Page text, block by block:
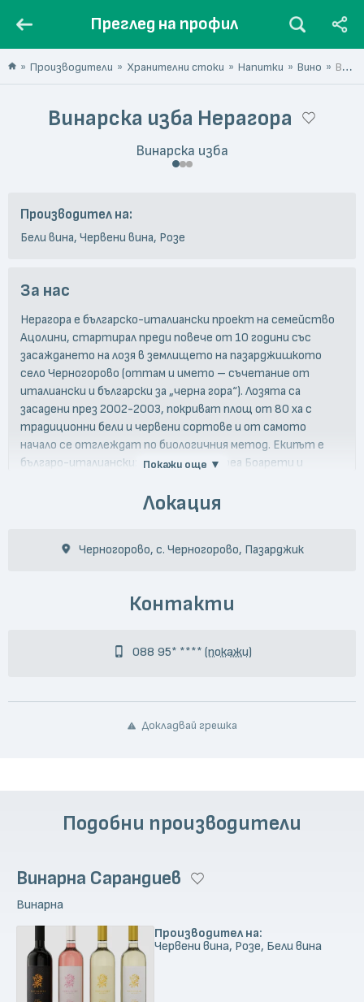
Преглед на профил
Производители Хранителни стоки Напитки Вино Винарска изба Нерагора
Винарска изба Нерагора
Винарска изба
Производител на:
Бели вина, Червени вина, Розе
За нас
Нерагора е българско-италиански проект на семейство
Ацолини, стартирал преди повече от 10 години със
засаждането на лозя в землището на пазарджишкото
село Черногорово (оттам и името – съчетание от
италиански и български за „черна гора“). Лозята са
засадени през 2002-2003, покриват площ от 80 ха с
традиционни бели и червени сортове и от самото
начало се отглеждат по биологичния метод. Екипът е
българо-италиански: енолозите Андреа Боарети и
Нурджин Ахмедова; агроном е Филипо Джаноне.
Капацитетът е 200 000 бутилки. Вината са с
Ares (мерло & мавруд), Cherno (каберне совиньон & мавруд),
продукцията се изнася, основно за Китай, Япония,
инвестиционния проект на семейството; в момента са
възможни посещения по предварителна заявка.
Покажи още ▼
Локация
Черногорово, с. Черногорово, Пазарджик
Контакти
088 95* **** (покажи)
Докладвай грешка
Подобни производители
Винарна Сарандиев
Винарна
Производител на:
Червени вина, Розе, Бели вина